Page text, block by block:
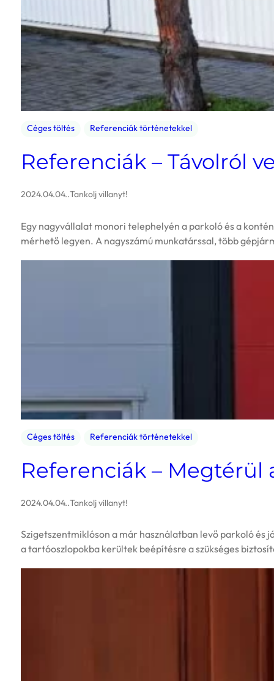
Céges töltés Referenciák történetekkel
Referenciák – Távolról
2024.04.04..Tankolj villanyt!
Egy nagyvállalat monori telephelyén a parkoló és a
mérhető legyen. A nagyszámú munkatárssal, több
Céges töltés Referenciák történetekkel
Referenciák – Megtérül
2024.04.04..Tankolj villanyt!
Szigetszentmiklóson a már használatban levő parkoló
a tartóoszlopokba kerültek beépítésre a szükséges